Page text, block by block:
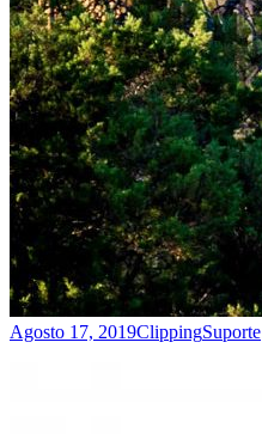
Agosto 17, 2019ClippingSuporte